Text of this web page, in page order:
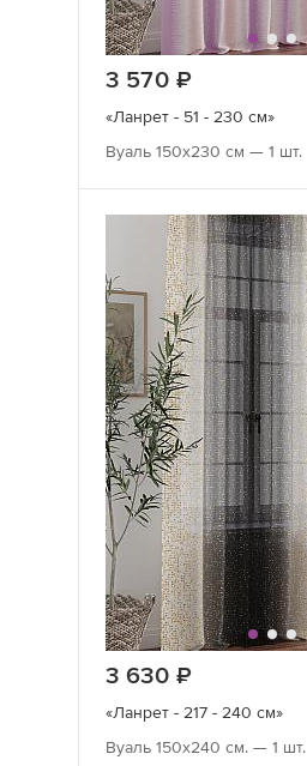
3 570
«Ланрет - 51 - 230 см»
Вуаль 150х230 см — 1 шт.
3 630
«Ланрет - 217 - 240 см»
Вуаль 150х240 см. — 1 шт.